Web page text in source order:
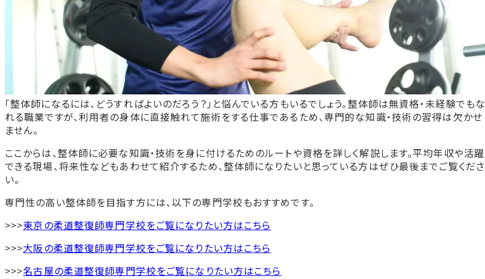
「整体師になるには、どうすればよいのだろう？」と悩んでいる方もいるでしょう。整体師は無資格・未経験でもな
れる職業ですが、利用者の身体に直接触れて施術をする仕事であるため、専門的な知識・技術の習得は欠かせ
ません。
ここからは、整体師に必要な知識・技術を身に付けるためのルートや資格を詳しく解説します。平均年収や活躍
できる現場、将来性などもあわせて紹介するため、整体師になりたいと思っている方はぜひ最後までご覧くださ
い。
専門性の高い整体師を目指す方には、以下の専門学校もおすすめです。
>>>東京の柔道整復師専門学校をご覧になりたい方はこちら
>>>大阪の柔道整復師専門学校をご覧になりたい方はこちら
>>>名古屋の柔道整復師専門学校をご覧になりたい方はこちら